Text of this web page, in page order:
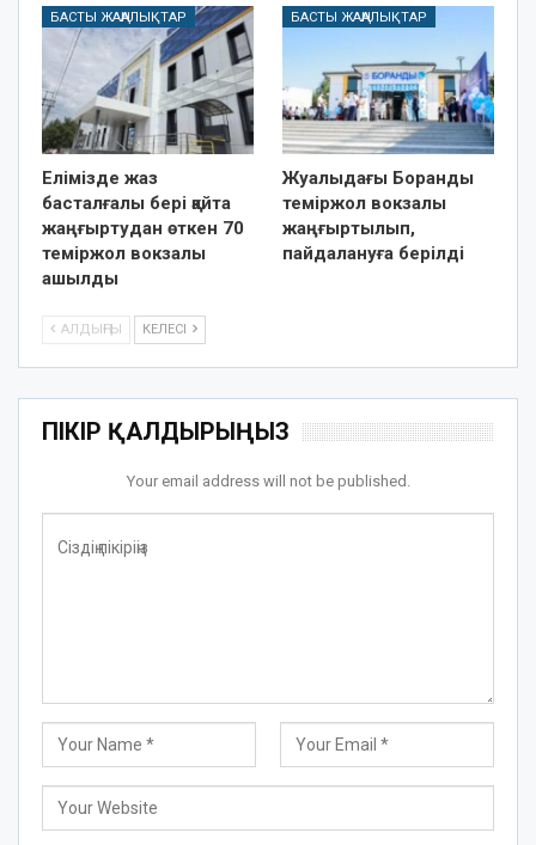
БАСТЫ ЖАҢАЛЫҚТАР
Елімізде жаз
басталғалы бері қайта
жаңғыртудан өткен 70
теміржол вокзалы
ашылды
БАСТЫ ЖАҢАЛЫҚТАР
Жуалыдағы Боранды
теміржол вокзалы
жаңғыртылып,
пайдалануға берілді
АЛДЫҢҒЫ КЕЛЕСІ
ПІКІР ҚАЛДЫРЫҢЫЗ
Your email address will not be published.